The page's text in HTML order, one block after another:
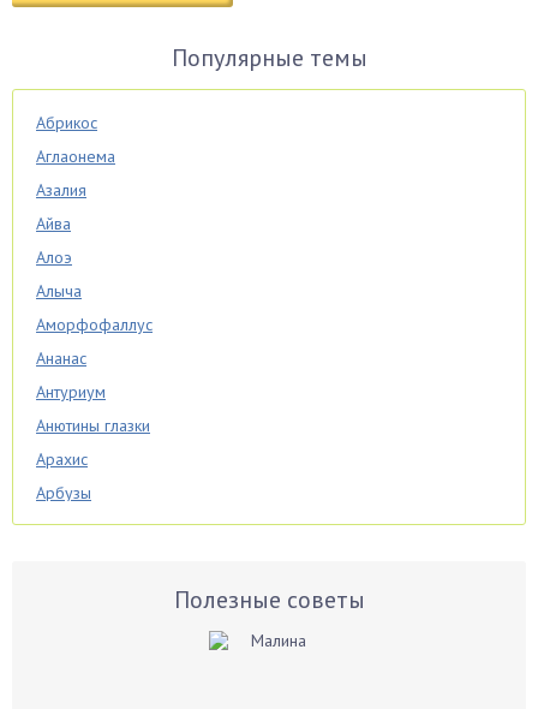
Популярные темы
Абрикос
Аглаонема
Азалия
Айва
Алоэ
Алыча
Аморфофаллус
Ананас
Антуриум
Анютины глазки
Арахис
Арбузы
Аспарагус
Полезные советы